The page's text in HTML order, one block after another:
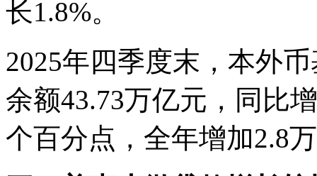
长1.8%。
2025年四季度末，本外
余额43.73万亿元，同比
个百分点，全年增加2.8